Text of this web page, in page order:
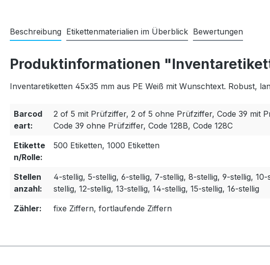
Beschreibung Etikettenmaterialien im Überblick Bewertungen
Produktinformationen
Inventaretiketten 45x35 mm aus PE Weiß mit Wunschtext. Robust,
Barcod
eart:
2 of 5 mit Prüfziffer, 2 of 5 ohne Prüfziffer, Code 39 mit
Code 39 ohne Prüfziffer, Code 128B, Code 128C
Etikette
n/Rolle:
500 Etiketten, 1000 Etiketten
Stellen
anzahl:
4-stellig, 5-stellig, 6-stellig, 7-stellig, 8-stellig, 9-stellig, 10-
stellig, 12-stellig, 13-stellig, 14-stellig, 15-stellig, 16-stellig
Zähler:
fixe Ziffern, fortlaufende Ziffern